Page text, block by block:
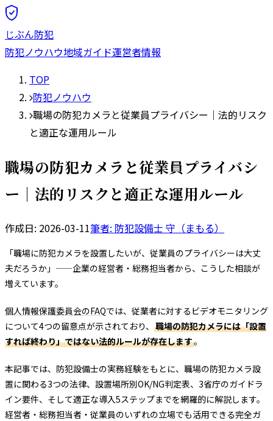
じぶん防犯
防犯ノウハウ地域ガイド運営者情報
TOP
防犯ノウハウ
職場の防犯カメラと従業員プライバシー｜法的リスク
と適正な運用ルール
職場の防犯カメラと従業員プライバシ
ー｜法的リスクと適正な運用ルール
作成日: 2026-03-11筆者: 防犯設備士 守（まもる）
「職場に防犯カメラを設置したいが、従業員のプライバシーは大丈
夫だろうか」——企業の経営者・総務担当者から、こうした相談が
増えています。
個人情報保護委員会のFAQでは、従業者に対するビデオモニタリング
について4つの留意点が示されており、 職場の防犯カメラには「設置
すれば終わり」ではない法的ルールが存在します。
本記事では、防犯設備士の実務経験をもとに、職場の防犯カメラ設
置に関わる3つの法律、設置場所別OK/NG判定表、3省庁のガイドラ
イン要件、そして適正な導入5ステップまでを網羅的に解説します。
経営者・総務担当者・従業員のいずれの立場でも活用できる完全ガ